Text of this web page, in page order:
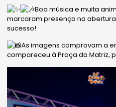
Boa música e muita
marcaram presença na
sucesso!
As imagens comprovam a
compareceu à Praça da Matriz,